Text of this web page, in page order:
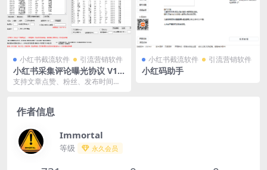
小红书截流软件 引流营销软件
小红书采集评论曝光协议 V1.1
9 最新版
支持文章点赞、粉丝、发布时间、
小红书截流软件 引流营销软件
小红码助手
作者信息
Immortal
等级 永久会员